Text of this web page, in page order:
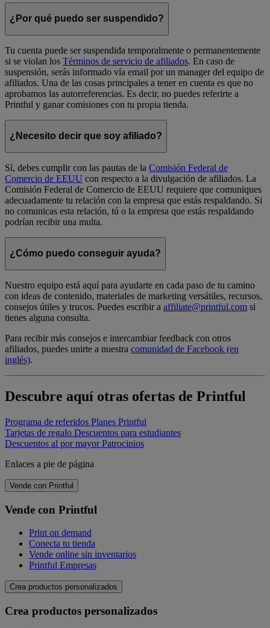
¿Por qué puedo ser suspendido?
Tu cuenta puede ser suspendida temporalmente o permanentemente
si se violan los Términos de servicio de afiliados. En caso de
suspensión, serás informado vía email por un manager del equipo de
afiliados. Una de las cosas principales a tener en cuenta es que no
aprobamos las autorreferencias. Es decir, no puedes referirte a
Printful y ganar comisiones con tu propia tienda.
¿Necesito decir que soy afiliado?
Sí, debes cumplir con las pautas de la Comisión Federal de
Comercio de EEUU con respecto a la divulgación de afiliados. La
Comisión Federal de Comercio de EEUU requiere que comuniques
adecuadamente tu relación con la empresa que estás respaldando. Si
no comunicas esta relación, tú o la empresa que estás respaldando
podrían recibir una multa.
¿Cómo puedo conseguir ayuda?
Nuestro equipo está aquí para ayudarte en cada paso de tu camino
con ideas de contenido, materiales de marketing versátiles, recursos,
consejos útiles y trucos. Puedes escribir a affiliate@printful.com si
tienes alguna consulta.
Para recibir más consejos e intercambiar feedback con otros
afiliados, puedes unirte a nuestra comunidad de Facebook (en
inglés).
Descubre aquí otras ofertas de Printful
Programa de referidos Planes Printful
Tarjetas de regalo Descuentos para estudiantes
Descuentos al por mayorPatrocinios
Enlaces a pie de página
Vende con Printful
Vende con Printful
Print on demand
Conecta tu tienda
Vende online sin inventarios
Printful Empresas
Crea productos personalizados
Crea productos personalizados